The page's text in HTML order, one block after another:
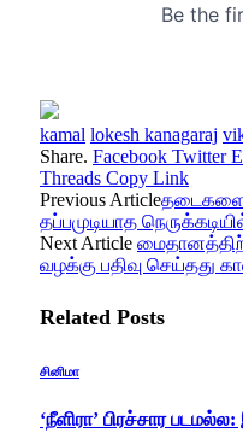
kamal lokesh kanagaraj
Share. Facebook Twitter
Threads Copy Link
Previous Articleதடைகளை
தப்பமுடியாத
Next Article
வழக்கு பதிவு செய்தது
Related Posts
சினிமா
‘நீளிரா’ பிரச்சார